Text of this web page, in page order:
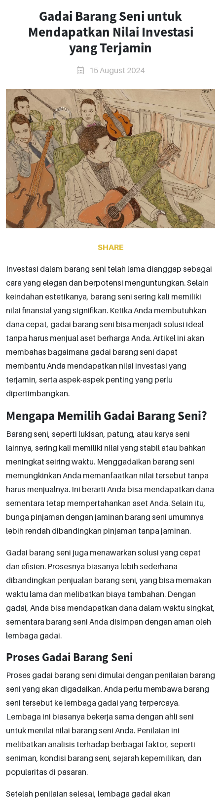
Gadai Barang Seni untuk
Mendapatkan Nilai Investasi
yang Terjamin
15 August 2024
SHARE
Investasi dalam barang seni telah lama dianggap sebagai
cara yang elegan dan berpotensi menguntungkan. Selain
keindahan estetikanya, barang seni sering kali memiliki
nilai finansial yang signifikan. Ketika Anda membutuhkan
dana cepat, gadai barang seni bisa menjadi solusi ideal
tanpa harus menjual aset berharga Anda. Artikel ini akan
membahas bagaimana gadai barang seni dapat
membantu Anda mendapatkan nilai investasi yang
terjamin, serta aspek-aspek penting yang perlu
dipertimbangkan.
Mengapa Memilih Gadai Barang Seni?
Barang seni, seperti lukisan, patung, atau karya seni
lainnya, sering kali memiliki nilai yang stabil atau bahkan
meningkat seiring waktu. Menggadaikan barang seni
memungkinkan Anda memanfaatkan nilai tersebut tanpa
harus menjualnya. Ini berarti Anda bisa mendapatkan dana
sementara tetap mempertahankan aset Anda. Selain itu,
bunga pinjaman dengan jaminan barang seni umumnya
lebih rendah dibandingkan pinjaman tanpa jaminan.
Gadai barang seni juga menawarkan solusi yang cepat
dan efisien. Prosesnya biasanya lebih sederhana
dibandingkan penjualan barang seni, yang bisa memakan
waktu lama dan melibatkan biaya tambahan. Dengan
gadai, Anda bisa mendapatkan dana dalam waktu singkat,
sementara barang seni Anda disimpan dengan aman oleh
lembaga gadai.
Proses Gadai Barang Seni
Proses gadai barang seni dimulai dengan penilaian barang
seni yang akan digadaikan. Anda perlu membawa barang
seni tersebut ke lembaga gadai yang terpercaya.
Lembaga ini biasanya bekerja sama dengan ahli seni
untuk menilai nilai barang seni Anda. Penilaian ini
melibatkan analisis terhadap berbagai faktor, seperti
seniman, kondisi barang seni, sejarah kepemilikan, dan
popularitas di pasaran.
Setelah penilaian selesai, lembaga gadai akan